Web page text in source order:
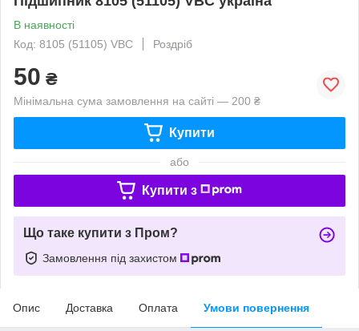
В наявності
Код: 8105 (51105) VBC
Роздріб
50 ₴
Мінімальна сума замовлення на сайті — 200 ₴
Купити
або
Купити з
Що таке купити з Пром?
Замовлення під захистом
Опис Доставка Оплата Умови повернення